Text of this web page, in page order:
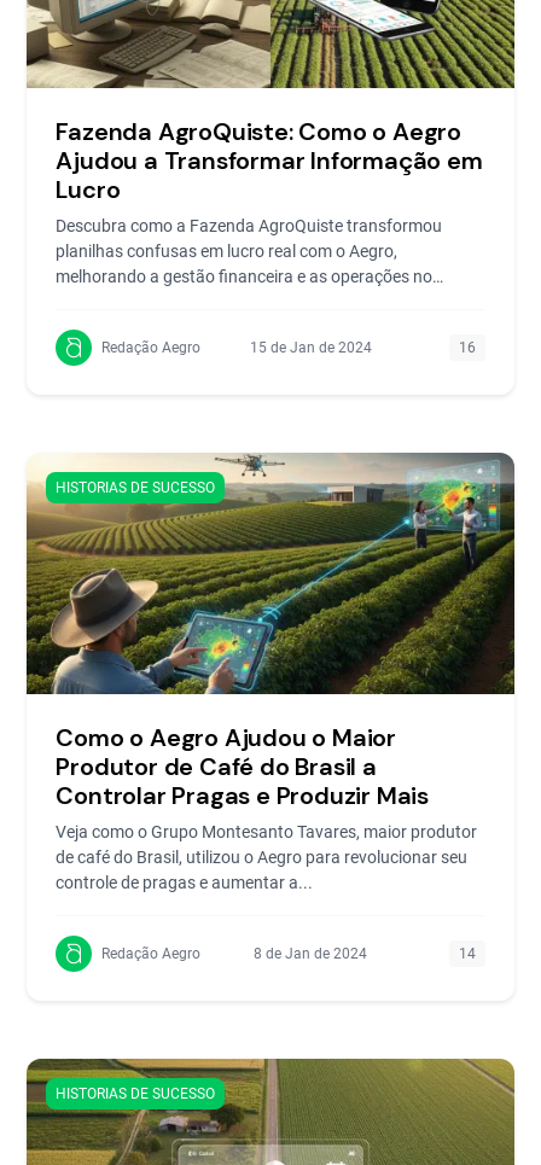
Fazenda AgroQuiste: Como o Aegro
Ajudou a Transformar Informação em
Lucro
Descubra como a Fazenda AgroQuiste transformou
planilhas confusas em lucro real com o Aegro,
melhorando a gestão financeira e as operações no
Redação Aegro 15 de Jan de 2024 16
HISTORIAS DE SUCESSO
Como o Aegro Ajudou o Maior
Produtor de Café do Brasil a
Controlar Pragas e Produzir Mais
Veja como o Grupo Montesanto Tavares, maior produtor
de café do Brasil, utilizou o Aegro para revolucionar seu
controle de pragas e aumentar a...
Redação Aegro 8 de Jan de 2024 14
HISTORIAS DE SUCESSO